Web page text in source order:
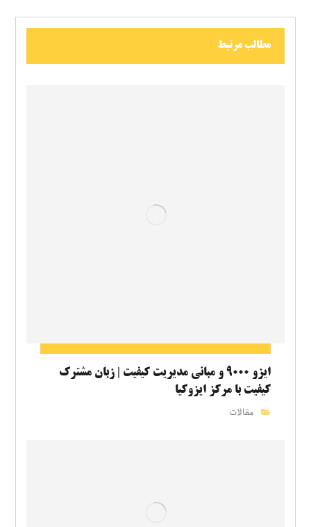
مطالب مرتبط
ایزو ۹۰۰۰ و مبانی مدیریت کیفیت | زبان مشترک
کیفیت با مرکز ایزوکیا
مقالات